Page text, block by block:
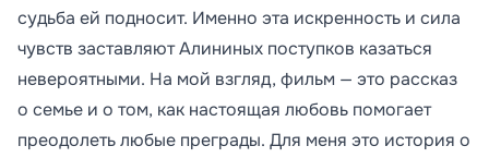
судьба ей подносит. Именно эта искренность и сила
чувств заставляют Алининых поступков казаться
невероятными. На мой взгляд, фильм — это рассказ
о семье и о том, как настоящая любовь помогает
преодолеть любые преграды. Для меня это история о